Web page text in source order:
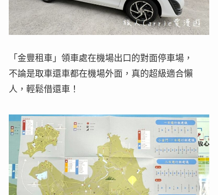
「金豐租車」領車處在機場出口的對面停車場，
不論是取車還車都在機場外面，真的超級適合懶
人，輕鬆借還車！